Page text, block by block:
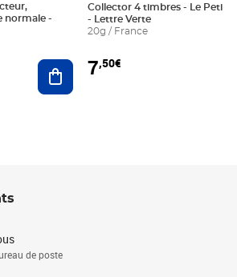
Ajouter au panier
Collector 4 timbres - Le Petit
- Lettre Verte
20g / France
7,50€
de poste